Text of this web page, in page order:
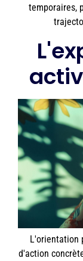
temporaires,
L'orientation
d'action